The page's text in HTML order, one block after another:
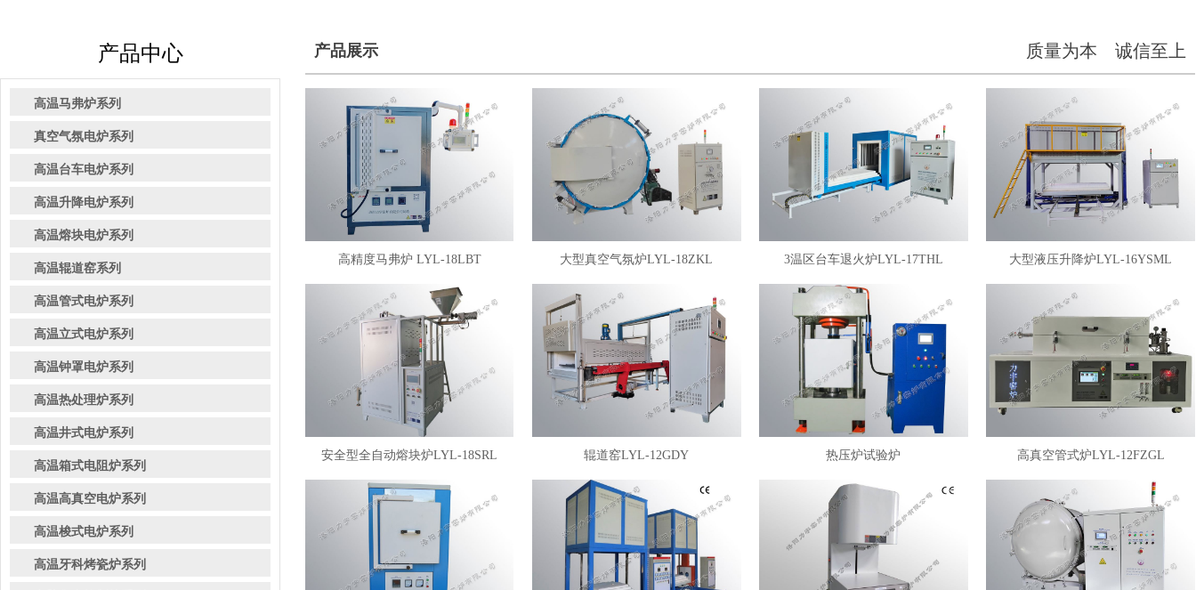
产品中心
高温马弗炉系列
真空气氛电炉系列
高温台车电炉系列
高温升降电炉系列
高温熔块电炉系列
高温辊道窑系列
高温管式电炉系列
高温立式电炉系列
高温钟罩电炉系列
高温热处理炉系列
高温井式电炉系列
高温箱式电阻炉系列
高温高真空电炉系列
高温梭式电炉系列
高温牙科烤瓷炉系列
产品展示 质量为本 诚信至上
高精度马弗炉 LYL-18LBT 大型真空气氛炉LYL-18ZKL 3温区台车退火炉LYL-17THL 大型液压升降炉LYL-16YSML
安全型全自动熔块炉LYL-18SRL 辊道窑LYL-12GDY 热压炉试验炉 高真空管式炉LYL-12FZGL